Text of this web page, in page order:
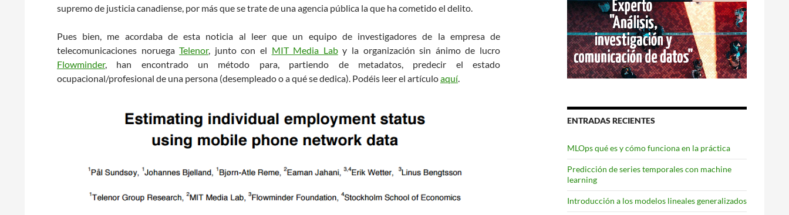
supremo de justicia canadiense, por más que se trate de una agencia pública la que ha cometido el delito.
Pues bien, me acordaba de esta noticia al leer que un equipo de investigadores de la empresa de
telecomunicaciones noruegaTelenor, junto con el MIT Media Laby la organización sin ánimo de lucro
Flowminder, han encontrado un método para, partiendo de metadatos, predecir el estado
ocupacional/profesional de una persona (desempleado o a qué se dedica). Podéis leer el artículoaquí.
ENTRADAS RECIENTES
MLOps qué es y cómo funciona en la práctica
Predicción de series temporales con machine
learning
Introducción a los modelos lineales generalizados